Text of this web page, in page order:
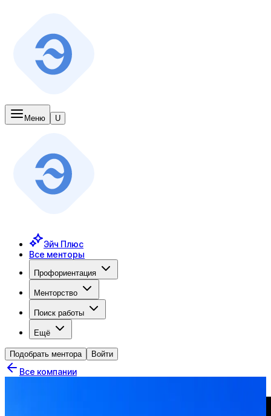
Меню U
Эйч Плюс
Все менторы
Профориентация
Менторство
Поиск работы
Ещё
Подобрать ментора Войти
Все компании